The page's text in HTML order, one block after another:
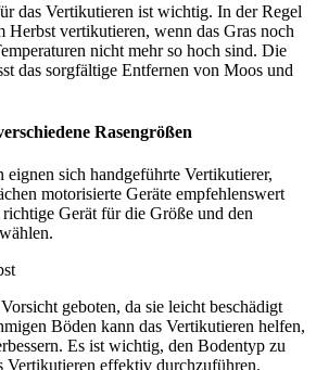
das Vertikutieren ist wichtig. In der Regel
Herbst vertikutieren, wenn das Gras noch
nicht mehr so hoch sind. Die
das sorgfältige Entfernen von Moos und
Rasengrößen
eignen sich handgeführte Vertikutierer,
motorisierte Geräte empfehlenswert
Gerät für die Größe und den
geboten, da sie leicht beschädigt
Böden kann das Vertikutieren helfen,
Es ist wichtig, den Bodentyp zu
Vertikutieren effektiv durchzuführen.